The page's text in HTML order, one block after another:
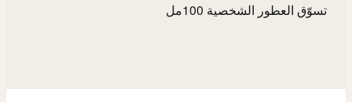
تسوّق العطور الشخصية 100مل